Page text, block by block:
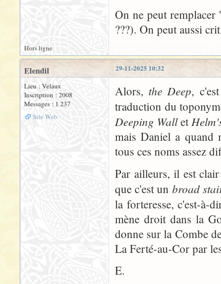
On ne peut
???). On peut aussi
Hors ligne
29-11-2025 10:32
Elendil
Lieu : Velaux
Inscription : 2008
Messages : 1 237
Site Web
Alors, the Deep,
traduction du
Deeping Wallet
mais Daniel a quand
tous ces noms assez
Par ailleurs, il est
que c'est un broad
la forteresse, c'est-à-
mène droit dans la
donne sur la Combe
La Ferté-au-Cor par
E.